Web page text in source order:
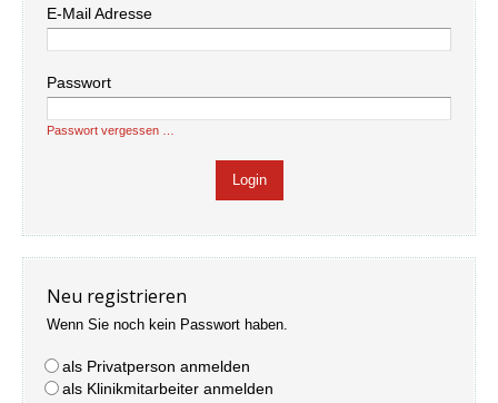
E-Mail Adresse
Passwort
Passwort vergessen …
Neu registrieren
Wenn Sie noch kein Passwort haben.
als Privatperson anmelden
als Klinikmitarbeiter anmelden